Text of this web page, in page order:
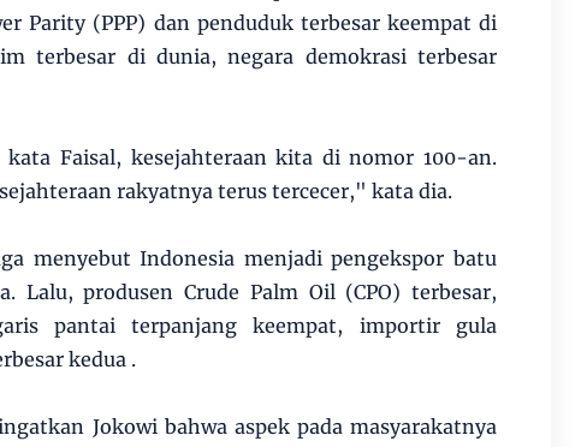
Parity (PPP) dan penduduk terbesar keempat di
terbesar di dunia, negara demokrasi terbesar
Faisal, kesejahteraan kita di nomor 100-an.
rakyatnya terus tercecer," kata dia.
menyebut Indonesia menjadi pengekspor batu
Lalu, produsen Crude Palm Oil (CPO) terbesar,
pantai terpanjang keempat, importir gula
kedua .
Jokowi bahwa aspek pada masyarakatnya